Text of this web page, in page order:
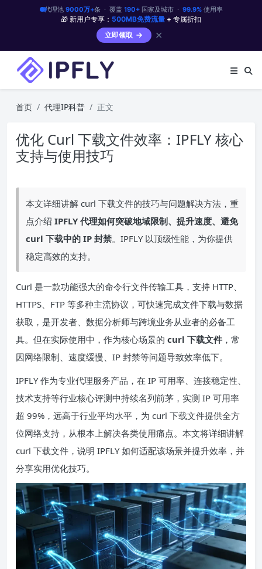
代理池 9000万+条 · 覆盖 190+国家及城市 · 99.9%使用率
🎁 新用户专享： 500MB免费流量 + 专属折扣
立即领取
✕
首页 代理IP科普 正文
优化 Curl 下载文件效率：IPFLY 核心
支持与使用技巧
本文详细讲解 curl 下载文件的技巧与问题解决方法，重
点介绍 IPFLY 代理如何突破地域限制、提升速度、避免
curl 下载中的 IP 封禁。IPFLY 以顶级性能，为你提供
稳定高效的支持。
Curl 是一款功能强大的命令行文件传输工具，支持 HTTP、
HTTPS、FTP 等多种主流协议，可快速完成文件下载与数据
获取，是开发者、数据分析师与跨境业务从业者的必备工
具。但在实际使用中，作为核心场景的 curl 下载文件 ，常
因网络限制、速度缓慢、IP 封禁等问题导致效率低下。
IPFLY 作为专业代理服务产品，在 IP 可用率、连接稳定性、
技术支持等行业核心评测中持续名列前茅，实测 IP 可用率
超 99%，远高于行业平均水平，为 curl 下载文件提供全方
位网络支持，从根本上解决各类使用痛点。本文将详细讲解
curl 下载文件，说明 IPFLY 如何适配该场景并提升效率，并
分享实用优化技巧。